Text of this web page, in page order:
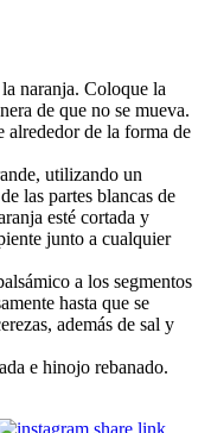
naranja. Coloque la
de que no se mueva.
de la forma de
utilizando un
las partes blancas de
esté cortada y
junto a cualquier
a los segmentos
hasta que se
además de sal y
e hinojo rebanado.